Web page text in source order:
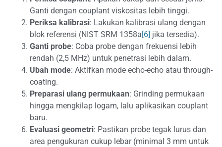
Ganti dengan couplant viskositas lebih tinggi.
Periksa kalibrasi: Lakukan kalibrasi ulang dengan
blok referensi (NIST SRM 1358a [6] jika tersedia).
Ganti probe: Coba probe dengan frekuensi lebih
rendah (2,5 MHz) untuk penetrasi lebih dalam.
Ubah mode: Aktifkan mode echo-echo atau through-
coating.
Preparasi ulang permukaan: Grinding permukaan
hingga mengkilap logam, lalu aplikasikan couplant
baru.
Evaluasi geometri: Pastikan probe tegak lurus dan
area pengukuran cukup lebar (minimal 3 mm untuk